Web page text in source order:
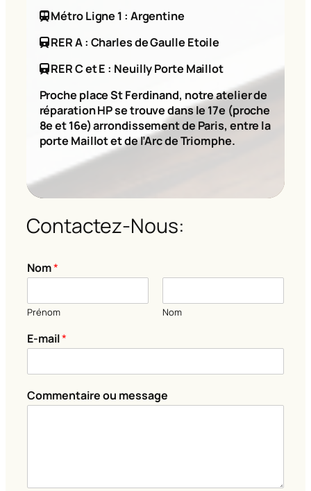
Métro Ligne 1 : Argentine
RER A : Charles de Gaulle Etoile
RER C et E : Neuilly Porte Maillot
Proche place St Ferdinand, notre atelier de
réparation HP se trouve dans le 17e (proche
8e et 16e) arrondissement de Paris, entre la
porte Maillot et de l’Arc de Triomphe.
Contactez-Nous:
Nom*
Prénom Nom
o
u
o
m
r
E-mail*
Commentaire ou message